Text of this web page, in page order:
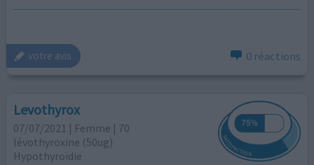
votre avis 0 réactions
Levothyrox
07/07/2021 | Femme | 70
lévothyroxine (50ug)
Hypothyroïdie